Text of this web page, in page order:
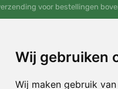
Wij gebruiken
Wij maken gebruik
voor bestellingen
ruilen en retourneren
bestelling op elk gewenst
of ruilen
Trees.org